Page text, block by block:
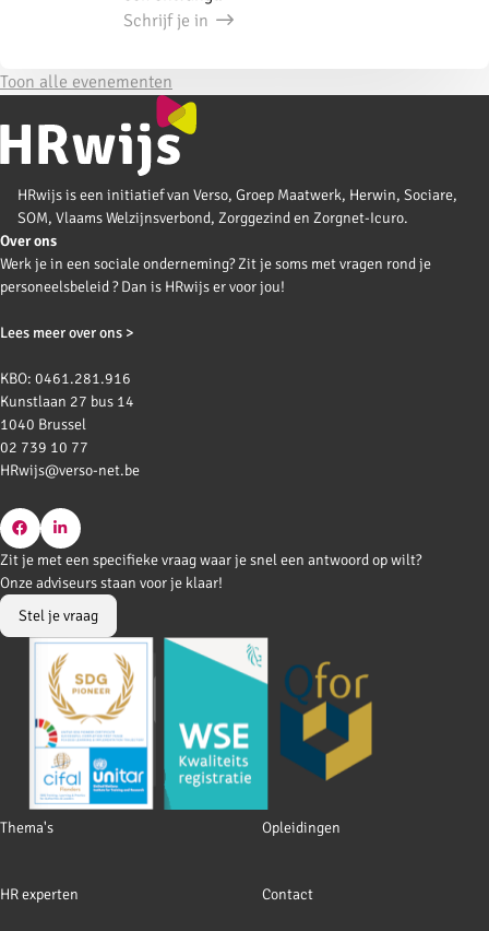
Schrijf je in
Toon alle evenementen
HRwijs is een initiatief van Verso, Groep Maatwerk, Herwin, Sociare,
SOM, Vlaams Welzijnsverbond, Zorggezind en Zorgnet-Icuro.
Over ons
Werk je in een sociale onderneming? Zit je soms met vragen rond je
personeelsbeleid ? Dan is HRwijs er voor jou!
Lees meer over ons >
KBO: 0461.281.916
Kunstlaan 27 bus 14
1040 Brussel
02 739 10 77
HRwijs@verso-net.be
Go
to
Facebook
Go
to
LinkedIn
Footer
Thema's Opleidingen
HR experten Contact
Zit je met een specifieke vraag waar je snel een antwoord op wilt?
Onze adviseurs staan voor je klaar!
Stel je vraag